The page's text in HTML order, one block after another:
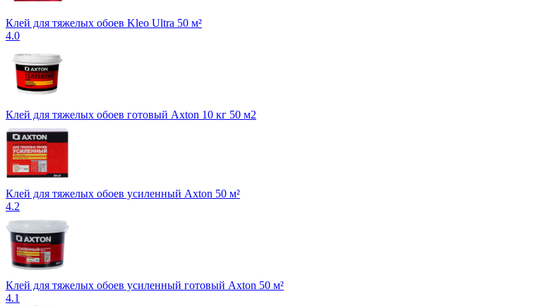
Клей для тяжелых обоев Kleo Ultra 50 м²
4.0
Клей для тяжелых обоев готовый Axton 10 кг 50 м2
Клей для тяжелых обоев усиленный Axton 50 м²
4.2
Клей для тяжелых обоев усиленный готовый Axton 50 м²
4.1